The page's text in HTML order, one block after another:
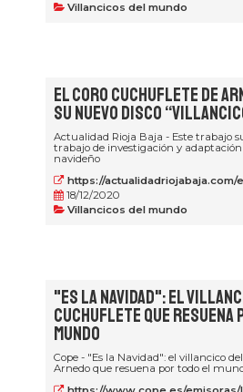
Villancicos del mundo
El Coro Cuchuflete de
su nuevo disco
Actualidad Rioja Baja - Este trabajo
trabajo de investigación y
navideño
https://actualidadriojabaja.com/el-coro-cuchuflete-de-arnedo-la-rioja-
18/12/2020
Villancicos del mundo
"Es la Navidad": el
Cuchuflete que resuena
mundo
Cope - "Es la Navidad": el villancico
Arnedo que resuena por todo el